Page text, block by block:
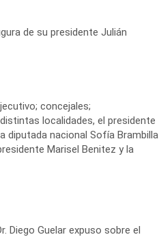
de su presidente Julián
concejales;
localidades, el presidente
diputada nacional Sofía Brambilla
Marisel Benitez y la
Diego Guelar expuso sobre el